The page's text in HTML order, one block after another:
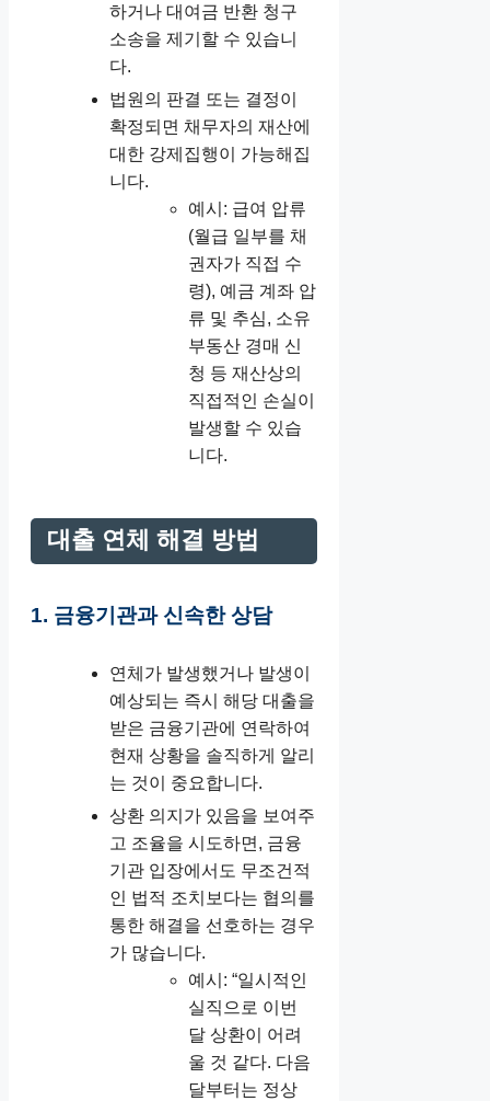
하거나 대여금 반환 청구
소송을 제기할 수 있습니
다.
법원의 판결 또는 결정이
확정되면 채무자의 재산에
대한 강제집행이 가능해집
니다.
예시: 급여 압류
(월급 일부를 채
권자가 직접 수
령), 예금 계좌 압
류 및 추심, 소유
부동산 경매 신
청 등 재산상의
직접적인 손실이
발생할 수 있습
니다.
대출 연체 해결 방법
1. 금융기관과 신속한 상담
연체가 발생했거나 발생이
예상되는 즉시 해당 대출을
받은 금융기관에 연락하여
현재 상황을 솔직하게 알리
는 것이 중요합니다.
상환 의지가 있음을 보여주
고 조율을 시도하면, 금융
기관 입장에서도 무조건적
인 법적 조치보다는 협의를
통한 해결을 선호하는 경우
가 많습니다.
예시: “일시적인
실직으로 이번
달 상환이 어려
울 것 같다. 다음
달부터는 정상